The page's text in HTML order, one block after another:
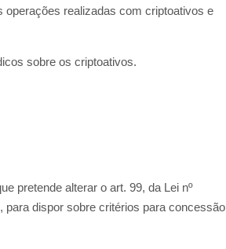
operações realizadas com criptoativos e
sobre os criptoativos.
pretende alterar o art. 99, da Lei nº
para dispor sobre critérios para concessão